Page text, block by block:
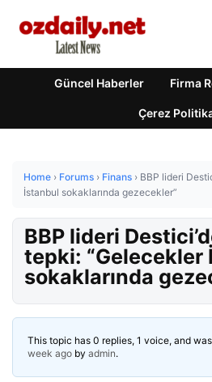
Güncel Haberler Firma
Çerez
Home › Forums › Finans › BBP lideri
İstanbul sokaklarında gezecekler”
BBP lideri
tepki: “Gelecekler
sokaklarında
This topic has 0 replies, 1 voice, and
week ago by admin.